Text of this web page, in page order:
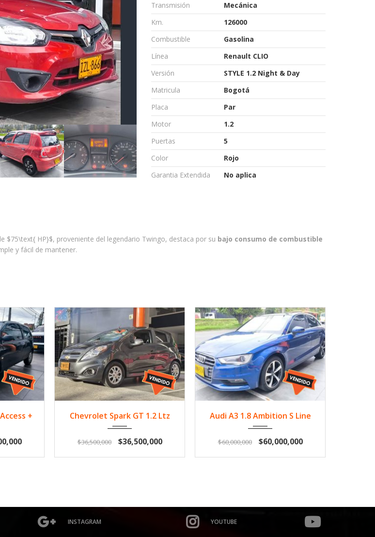
Transmisión
Mecánica
Km.
126000
Combustible
Gasolina
Línea
Renault CLIO
Versión
STYLE 1.2 Night & Day
Matricula
Bogotá
Placa
Par
Motor
1.2
Puertas
5
Color
Rojo
Garantia Extendida
No aplica
$75\text{ HP}$, proveniente del legendario Twingo, destaca por su bajo consumo de combustible
y fácil de mantener.
+ Gasol... 76.500
Chevrolet Spark GT 1.2 Ltz
$36,500,000 $36,500,000
2021 Gasol... 109.015
Audi A3 1.8 Ambition S Line
$60,000,000 $60,000,000
INSTAGRAM YOUTUBE